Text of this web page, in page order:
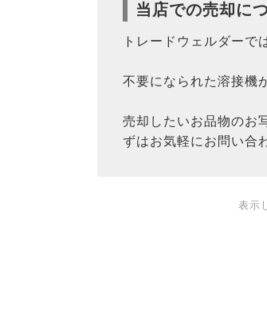
当店での売却に
トレードウェルダーで
不要になられた溶接機
売却したいお品物のお
ずはお気軽にお問い合
表示